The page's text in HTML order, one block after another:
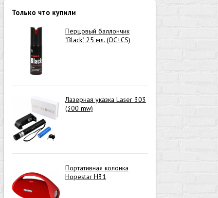
Только что купили
Перцовый баллончик
"Black", 25 мл. (OC+CS)
Лазерная указка Laser 303
(300 mw)
Портативная колонка
Hopestar H31